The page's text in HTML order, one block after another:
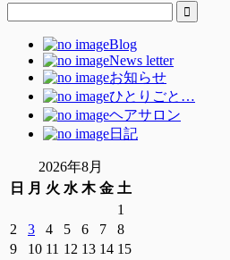
Blog
News letter
お知らせ
ひとりごと…
ヘアサロン
日記
2026年8月
日
月 火 水 木 金 土
1
2
3 4 5 6 7
8
9
10 11 12 13 14 15